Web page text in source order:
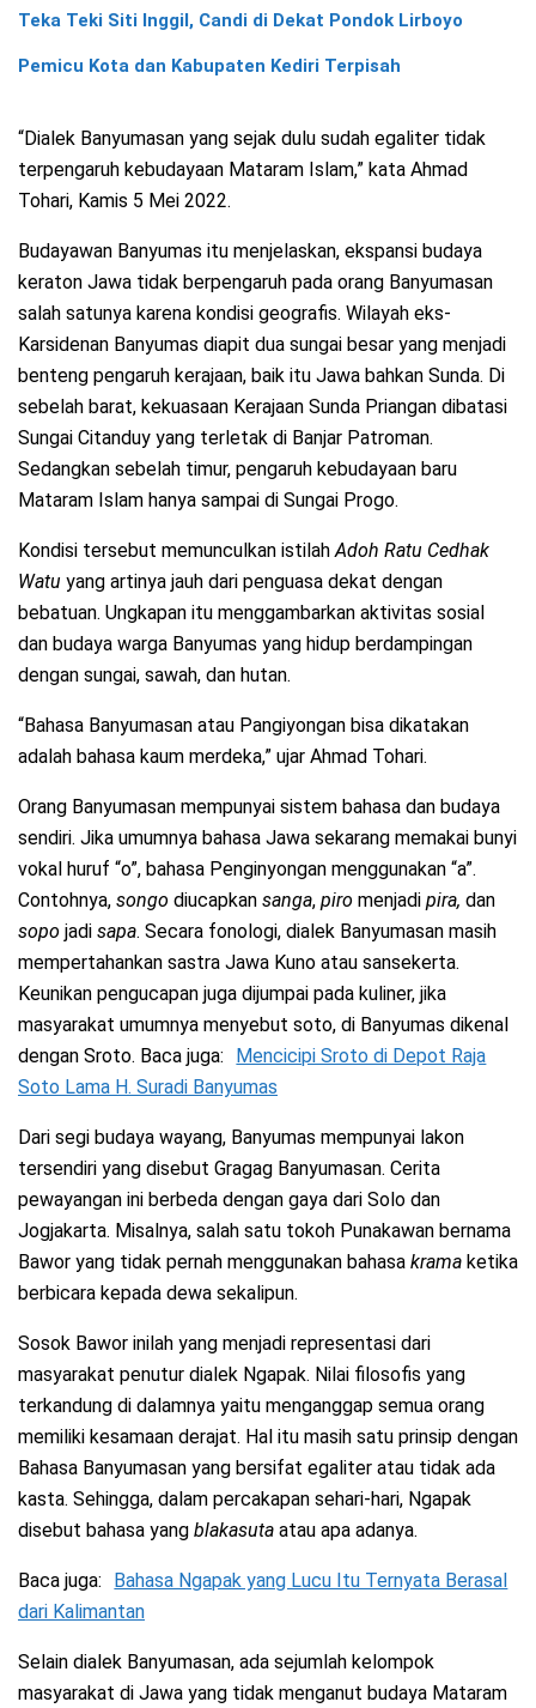
Teka Teki Siti Inggil, Candi di Dekat Pondok Lirboyo
Pemicu Kota dan Kabupaten Kediri Terpisah
“Dialek Banyumasan yang sejak dulu sudah egaliter tidak
terpengaruh kebudayaan Mataram Islam,” kata Ahmad
Tohari, Kamis 5 Mei 2022.
Budayawan Banyumas itu menjelaskan, ekspansi budaya
keraton Jawa tidak berpengaruh pada orang Banyumasan
salah satunya karena kondisi geografis. Wilayah eks-
Karsidenan Banyumas diapit dua sungai besar yang menjadi
benteng pengaruh kerajaan, baik itu Jawa bahkan Sunda. Di
sebelah barat, kekuasaan Kerajaan Sunda Priangan dibatasi
Sungai Citanduy yang terletak di Banjar Patroman.
Sedangkan sebelah timur, pengaruh kebudayaan baru
Mataram Islam hanya sampai di Sungai Progo.
Kondisi tersebut memunculkan istilah Adoh Ratu Cedhak
Watu yang artinya jauh dari penguasa dekat dengan
bebatuan. Ungkapan itu menggambarkan aktivitas sosial
dan budaya warga Banyumas yang hidup berdampingan
dengan sungai, sawah, dan hutan.
“Bahasa Banyumasan atau Pangiyongan bisa dikatakan
adalah bahasa kaum merdeka,” ujar Ahmad Tohari.
Orang Banyumasan mempunyai sistem bahasa dan budaya
sendiri. Jika umumnya bahasa Jawa sekarang memakai bunyi
vokal huruf “o”, bahasa Penginyongan menggunakan “a”.
Contohnya, songo diucapkan sanga, piro menjadi pira, dan
sopo jadi sapa. Secara fonologi, dialek Banyumasan masih
mempertahankan sastra Jawa Kuno atau sansekerta.
Keunikan pengucapan juga dijumpai pada kuliner, jika
masyarakat umumnya menyebut soto, di Banyumas dikenal
dengan Sroto. Baca juga:
Mencicipi Sroto di Depot Raja
Soto Lama H. Suradi Banyumas
Dari segi budaya wayang, Banyumas mempunyai lakon
tersendiri yang disebut Gragag Banyumasan. Cerita
pewayangan ini berbeda dengan gaya dari Solo dan
Jogjakarta. Misalnya, salah satu tokoh Punakawan bernama
Bawor yang tidak pernah menggunakan bahasa krama ketika
berbicara kepada dewa sekalipun.
Sosok Bawor inilah yang menjadi representasi dari
masyarakat penutur dialek Ngapak. Nilai filosofis yang
terkandung di dalamnya yaitu menganggap semua orang
memiliki kesamaan derajat. Hal itu masih satu prinsip dengan
Bahasa Banyumasan yang bersifat egaliter atau tidak ada
kasta. Sehingga, dalam percakapan sehari-hari, Ngapak
disebut bahasa yang blakasuta atau apa adanya.
Baca juga:
Bahasa Ngapak yang Lucu Itu Ternyata Berasal
dari Kalimantan
Selain dialek Banyumasan, ada sejumlah kelompok
masyarakat di Jawa yang tidak menganut budaya Mataram